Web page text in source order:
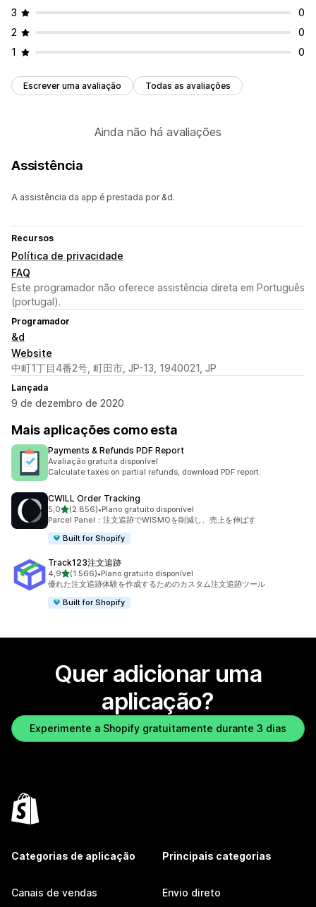
3
0
2
0
1
0
Escrever uma avaliação Todas as avaliações
Ainda não há avaliações
Assistência
A assistência da app é prestada por &d.
Recursos
Política de privacidade
FAQ
Este programador não oferece assistência direta em Português
(portugal).
Programador
&d
Website
中町1丁目4番2号, 町田市, JP-13, 1940021, JP
Lançada
9 de dezembro de 2020
Mais aplicações como esta
Payments & Refunds PDF Report
Avaliação gratuita disponível
Calculate taxes on partial refunds, download PDF report.
CWILL Order Tracking
5,0de 5 estrelas
(2.856)
2856 total de avaliações
•Plano gratuito disponível
Parcel Panel：注文追跡でWISMOを削減し、売上を伸ばす
Built for Shopify
Track123注文追跡
4,9de 5 estrelas
(1.566)
1566 total de avaliações
•Plano gratuito disponível
優れた注文追跡体験を作成するためのカスタム注文追跡ツール
Built for Shopify
Quer adicionar uma
aplicação?
Experimente a Shopify gratuitamente durante 3 dias
Categorias de aplicação
Canais de vendas
Principais categorias
Envio direto